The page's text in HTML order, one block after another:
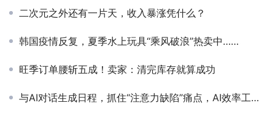
二次元之外还有一片天，收入暴涨凭什么？
韩国疫情反复，夏季水上玩具“乘风破浪”热卖中……
旺季订单腰斩五成！卖家：清完库存就算成功
与AI对话生成日程，抓住“注意力缺陷”痛点，AI效率工具如何从小众需求切入全球市场？